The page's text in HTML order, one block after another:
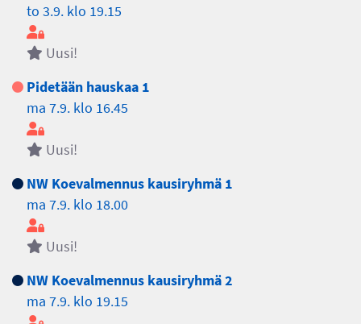
to 3.9. klo 19.15
Uusi!
Pidetään hauskaa 1
ma 7.9. klo 16.45
Uusi!
NW Koevalmennus kausiryhmä 1
ma 7.9. klo 18.00
Uusi!
NW Koevalmennus kausiryhmä 2
ma 7.9. klo 19.15